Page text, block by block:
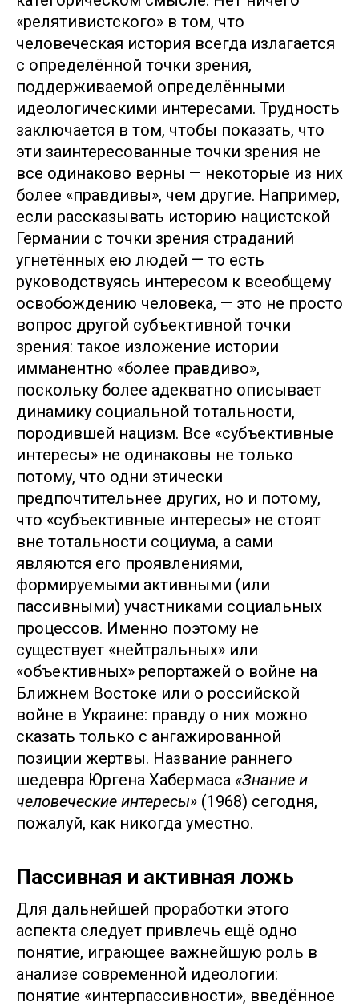
«релятивистского» в том, что
человеческая история всегда излагается
с определённой точки зрения,
поддерживаемой определёнными
идеологическими интересами. Трудность
заключается в том, чтобы показать, что
эти заинтересованные точки зрения не
все одинаково верны — некоторые из них
более «правдивы», чем другие. Например,
если рассказывать историю нацистской
Германии с точки зрения страданий
угнетённых ею людей — то есть
руководствуясь интересом к всеобщему
освобождению человека, — это не просто
вопрос другой субъективной точки
зрения: такое изложение истории
имманентно «более правдиво»,
поскольку более адекватно описывает
динамику социальной тотальности,
породившей нацизм. Все «субъективные
интересы» не одинаковы не только
потому, что одни этически
предпочтительнее других, но и потому,
что «субъективные интересы» не стоят
вне тотальности социума, а сами
являются его проявлениями,
формируемыми активными (или
пассивными) участниками социальных
процессов. Именно поэтому не
существует «нейтральных» или
«объективных» репортажей о войне на
Ближнем Востоке или о российской
войне в Украине: правду о них можно
сказать только с ангажированной
позиции жертвы. Название раннего
шедевра Юргена Хабермаса «Знание и
человеческие интересы» (1968) сегодня,
пожалуй, как никогда уместно.
Пассивная и активная ложь
Для дальнейшей проработки этого
аспекта следует привлечь ещё одно
понятие, играющее важнейшую роль в
анализе современной идеологии:
понятие «интерпассивности», введённое